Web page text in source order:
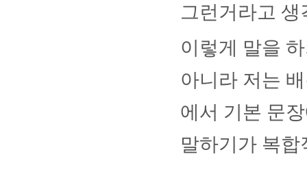
그런거라고 생
이렇게 말을
아니라 저는
에서 기본 문
말하기가 복